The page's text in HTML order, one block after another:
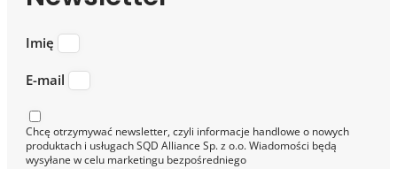
Imię
E-mail
Chcę otrzymywać newsletter, czyli informacje handlowe o nowych
produktach i usługach SQD Alliance Sp. z o.o. Wiadomości będą
wysyłane w celu marketingu bezpośredniego